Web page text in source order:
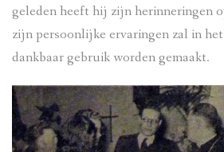
geleden heeft hij zijn herinneringen
zijn persoonlijke ervaringen zal in
dankbaar gebruik worden gemaakt.